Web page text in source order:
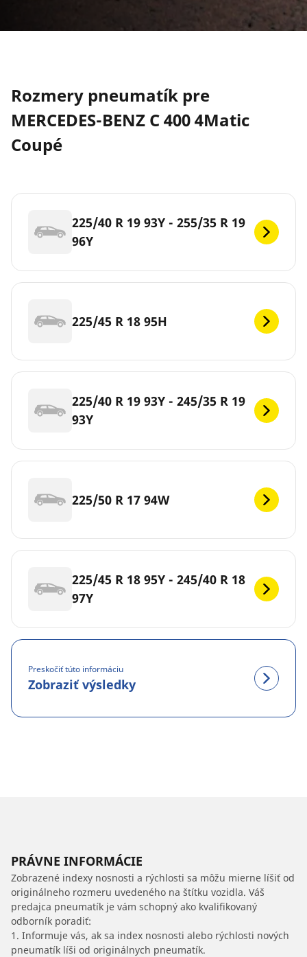
Rozmery pneumatík pre
MERCEDES-BENZ C 400 4Matic
Coupé
225/40 R 19 93Y - 255/35 R 19
96Y
225/45 R 18 95H
225/40 R 19 93Y - 245/35 R 19
93Y
225/50 R 17 94W
225/45 R 18 95Y - 245/40 R 18
97Y
Preskočiť túto informáciu
Zobraziť výsledky
PRÁVNE INFORMÁCIE
Zobrazené indexy nosnosti a rýchlosti sa môžu mierne líšiť od
originálneho rozmeru uvedeného na štítku vozidla. Váš
predajca pneumatík je vám schopný ako kvalifikovaný
odborník poradiť:
1. Informuje vás, ak sa index nosnosti alebo rýchlosti nových
pneumatík líši od originálnych pneumatík.